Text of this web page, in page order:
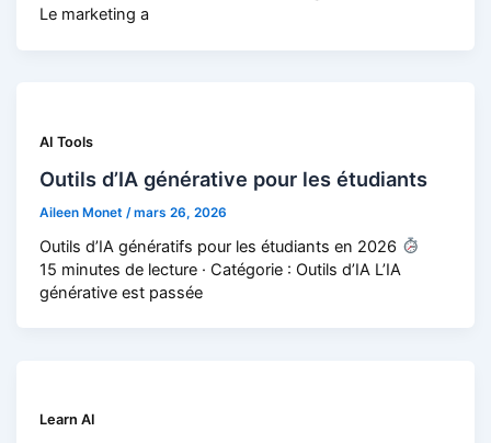
Le marketing a
AI Tools
Outils d’IA générative pour les étudiants
Aileen Monet /mars 26, 2026
Outils d’IA génératifs pour les étudiants en 2026
15 minutes de lecture · Catégorie : Outils d’IA L’IA
générative est passée
Learn AI